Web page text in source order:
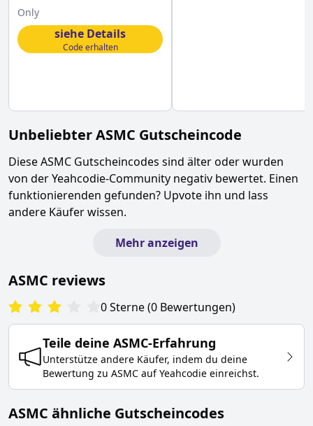
Gutscheincode bestellen
Only
siehe Details
Code erhalten
UnbeliebterASMC Gutscheincode
DieseASMC Gutscheincodes sind älter oder wurden
von der Yeahcodie-Community negativ bewertet. Einen
funktionierenden gefunden? Upvote ihn und lass
andere Käufer wissen.
Mehr anzeigen
ASMC reviews
0Sterne(0 Bewertungen)
Teile deine ASMC-Erfahrung
Unterstütze andere Käufer, indem du deine
Bewertung zu ASMC auf Yeahcodie einreichst.
ASMC ähnliche Gutscheincodes